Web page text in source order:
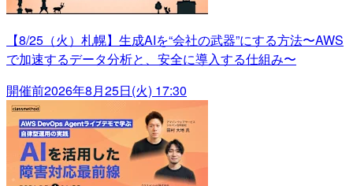
【8/25（火）札幌】生成AIを“会社の武器”にする方法〜AWS
で加速するデータ分析と、安全に導入する仕組み〜
開催前2026年8月25日(火) 17:30